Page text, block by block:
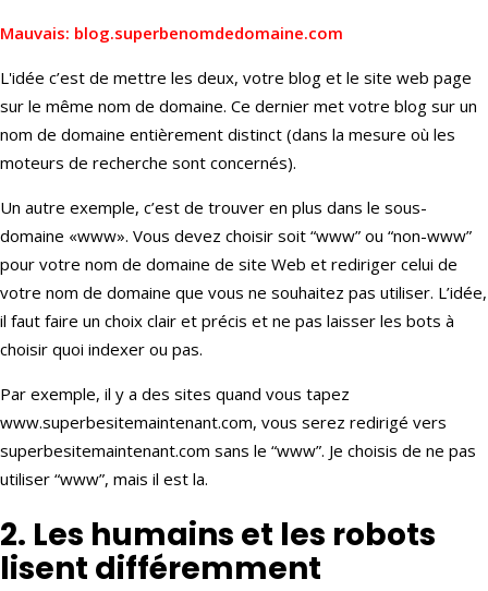
Mauvais: blog.superbenomdedomaine.com
L'idée c’est de mettre les deux, votre blog et le site web page
sur le même nom de domaine. Ce dernier met votre blog sur un
nom de domaine entièrement distinct (dans la mesure où les
moteurs de recherche sont concernés).
Un autre exemple, c’est de trouver en plus dans le sous-
domaine «www». Vous devez choisir soit “www” ou “non-www”
pour votre nom de domaine de site Web et rediriger celui de
votre nom de domaine que vous ne souhaitez pas utiliser. L’idée,
il faut faire un choix clair et précis et ne pas laisser les bots à
choisir quoi indexer ou pas.
Par exemple, il y a des sites quand vous tapez
www.superbesitemaintenant.com, vous serez redirigé vers
superbesitemaintenant.com sans le “www”. Je choisis de ne pas
utiliser “www”, mais il est la.
2. Les humains et les robots
lisent différemment